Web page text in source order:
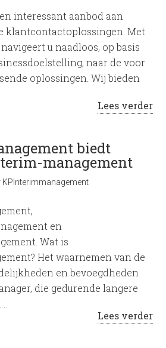
interessant aanbod aan
klantcontactoplossingen. Met
u naadloos, op basis
naar de voor
oplossingen. Wij bieden
Lees verder
biedt
management
KPInterimmanagement
en
Wat is
Het waarnemen van de
en bevoegdheden
die gedurende langere
Lees verder